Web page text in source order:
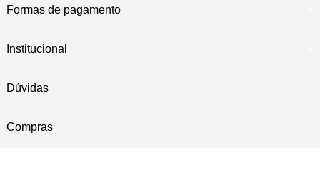
Formas de pagamento
Institucional
Dúvidas
Compras